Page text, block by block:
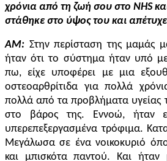
χρόνια από τη ζωή σου στο NHS
στάθηκε στο ύψος του και
AM: Στην περίσταση της μαμάς
ήταν ότι το σύστημα ήταν υπό
πω, είχε υποφέρει με μια
οστεοαρθρίτιδα για πολλά
πολλά από τα προβλήματα υγείας
στο βάρος της. Εννοώ, ήταν
υπερεπεξεργασμένα τρόφιμα.
Μεγάλωσα σε ένα νοικοκυριό
και μπισκότα παντού. Και